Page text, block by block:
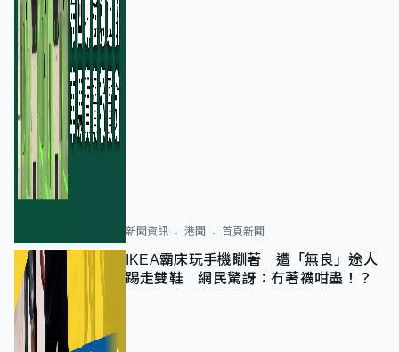
新聞資訊 港聞 首頁新聞
IKEA霸床玩手機瞓著 遭「無良」途人
踢走雙鞋 網民驚訝：冇著襪咁盡！？